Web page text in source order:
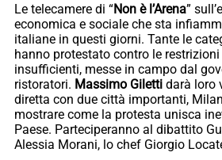
Le telecamere di “Non è l’Arena”
economica e sociale che sta
italiane in questi giorni. Tante le
hanno protestato contro le
insufficienti, messe in campo dal
ristoratori. Massimo Giletti darà loro
diretta con due città importanti,
mostrare come la protesta unisca
Paese. Parteciperanno al dibattito
Alessia Morani, lo chef Giorgio